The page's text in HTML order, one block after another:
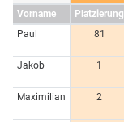
Vorname
Platzierung
Paul
81
Jakob
1
Maximilian
2